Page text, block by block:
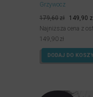
Grzywocz
179,60zł
cena
149,90
Najniższa cena z
149,90 zł
DODAJ DO